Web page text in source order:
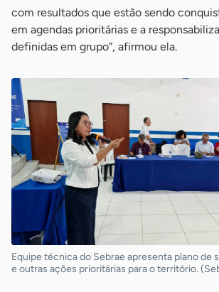
com resultados que estão sendo
em agendas prioritárias e a
definidas em grupo”, afirmou ela.
Equipe técnica do Sebrae apresenta plano de
e outras ações prioritárias para o território.